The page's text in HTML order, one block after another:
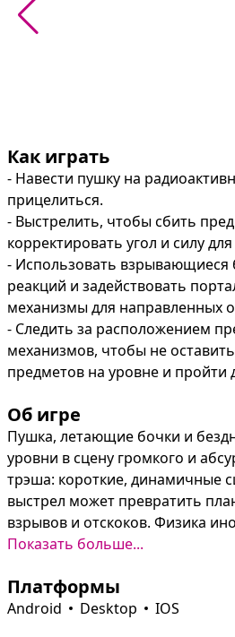
Как играть
- Навести пушку на
прицелиться.
- Выстрелить, чтобы сбить
корректировать угол и силу
- Использовать взрывающиеся
реакций и задействовать
механизмы для направленных
- Следить за расположением
механизмов, чтобы не
предметов на уровне и пройти
Об игре
Пушка, летающие бочки и
уровни в сцену громкого и
трэша: короткие, динамичные
выстрел может превратить
взрывов и отскоков. Физика
радостно нелогичная, но всегда
В распоряжении —
Показать больше...
Платформы
Android Desktop IOS